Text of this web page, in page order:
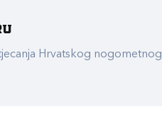
Hrvatskog nogometnog